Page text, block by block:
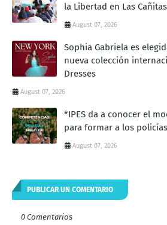
la Libertad en Las Cañitas
August 07, 2026
Sophia Gabriela es
nueva colección
Dresses
August 07, 2026
*IPES da a conocer el
para formar a los
August 07, 2026
PUBLICAR UN COMENTARIO
0 Comentarios